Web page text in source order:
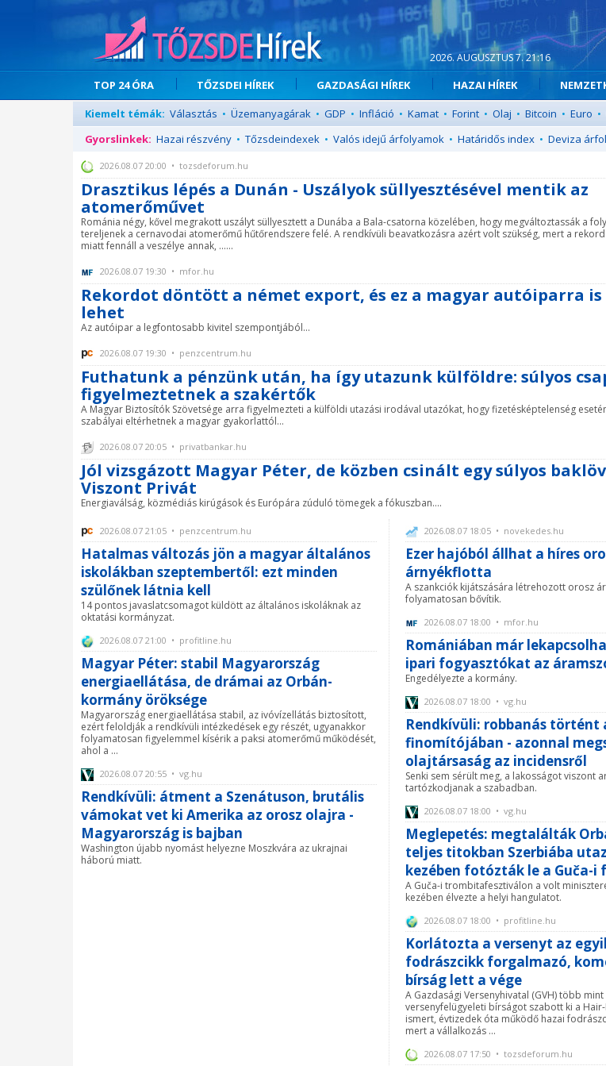
2026. AUGUSZTUS 7. 21:16
TOP 24 ÓRA TŐZSDEI HÍREK GAZDASÁGI HÍREK HAZAI HÍREK
Kiemelt témák: Választás • Üzemanyagárak • GDP • Infláció • Kamat • Forint • Olaj • Bitcoin • Euro •
Gyorslinkek: Hazai részvény • Tőzsdeindexek • Valós idejű árfolyamok • Határidős index • Deviza
2026.08.07 20:00 • tozsdeforum.hu
Drasztikus lépés a Dunán - Uszályok süllyesztésével mentik az
atomerőművet
Románia négy, kővel megrakott uszályt süllyesztett a Dunába a Bala-csatorna közelében, hogy megváltoztassák a
tereljenek a cernavodai atomerőmű hűtőrendszere felé. A rendkívüli beavatkozásra azért volt szükség, mert a
miatt fennáll a veszélye annak, ......
2026.08.07 19:30 • mfor.hu
Rekordot döntött a német export, és ez a magyar autóiparra is
lehet
Az autóipar a legfontosabb kivitel szempontjából...
2026.08.07 19:30 • penzcentrum.hu
Futhatunk a pénzünk után, ha így utazunk külföldre: súlyos
figyelmeztetnek a szakértők
A Magyar Biztosítók Szövetsége arra figyelmezteti a külföldi utazási irodával utazókat, hogy fizetésképtelenség
szabályai eltérhetnek a magyar gyakorlattól...
2026.08.07 20:05 • privatbankar.hu
Jól vizsgázott Magyar Péter, de közben csinált egy súlyos
Viszont Privát
Energiaválság, közmédiás kirúgások és Európára zúduló tömegek a fókuszban....
2026.08.07 21:05 • penzcentrum.hu
Hatalmas változás jön a magyar általános
iskolákban szeptembertől: ezt minden
szülőnek látnia kell
14 pontos javaslatcsomagot küldött az általános iskoláknak az
oktatási kormányzat.
2026.08.07 21:00 • profitline.hu
Magyar Péter: stabil Magyarország
energiaellátása, de drámai az Orbán-
kormány öröksége
Magyarország energiaellátása stabil, az ivóvízellátás biztosított,
ezért feloldják a rendkívüli intézkedések egy részét, ugyanakkor
folyamatosan figyelemmel kísérik a paksi atomerőmű működését,
ahol a ...
2026.08.07 20:55 • vg.hu
Rendkívüli: átment a Szenátuson, brutális
vámokat vet ki Amerika az orosz olajra -
Magyarország is bajban
Washington újabb nyomást helyezne Moszkvára az ukrajnai
háború miatt.
2026.08.07 18:05 • novekedes.hu
Ezer hajóból állhat a híres
árnyékflotta
A szankciók kijátszására létrehozott orosz
folyamatosan bővítik.
2026.08.07 18:00 • mfor.hu
Romániában már
ipari fogyasztókat az
Engedélyezte a kormány.
2026.08.07 18:00 • vg.hu
Rendkívüli: robbanás történt
finomítójában - azonnal
olajtársaság az incidensről
Senki sem sérült meg, a lakosságot viszont
tartózkodjanak a szabadban.
2026.08.07 18:00 • vg.hu
Meglepetés: megtalálták
teljes titokban Szerbiába
kezében fotózták le a Guča-i
A Guča-i trombitafesztiválon a volt
kezében élvezte a helyi hangulatot.
2026.08.07 18:00 • profitline.hu
Korlátozta a versenyt az
fodrászcikk forgalmazó,
bírság lett a vége
A Gazdasági Versenyhivatal (GVH) több
versenyfelügyeleti bírságot szabott ki a
ismert, évtizedek óta működő hazai
mert a vállalkozás ...
2026.08.07 17:50 • tozsdeforum.hu